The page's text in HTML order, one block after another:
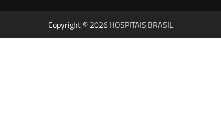
Copyright © 2026 HOSPITAIS BRASIL